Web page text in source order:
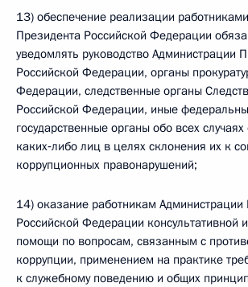
13) обеспечение реализации
Президента Российской Федерации
уведомлять руководство Администрации
Российской Федерации, органы
Федерации, следственные органы
Российской Федерации, иные
государственные органы обо всех
каких‑либо лиц в целях склонения их к
коррупционных правонарушений;
14) оказание работникам Администрации
Российской Федерации консультативной
помощи по вопросам, связанным с
коррупции, применением на практике
к служебному поведению и общих